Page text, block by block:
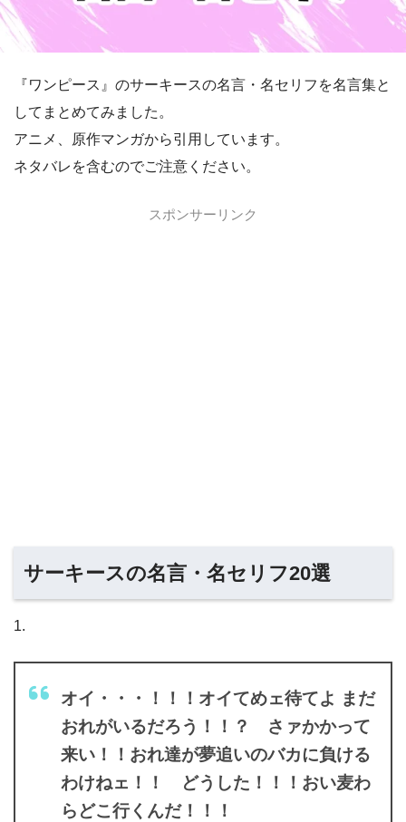
『ワンピース』のサーキースの名言・名セリフを名言集と
してまとめてみました。
アニメ、原作マンガから引用しています。
ネタバレを含むのでご注意ください。
スポンサーリンク
サーキースの名言・名セリフ20選
1.
オイ・・・！！！オイてめェ待てよ まだ
おれがいるだろう！！？ さァかかって
来い！！おれ達が夢追いのバカに負ける
わけねェ！！ どうした！！！おい麦わ
らどこ行くんだ！！！